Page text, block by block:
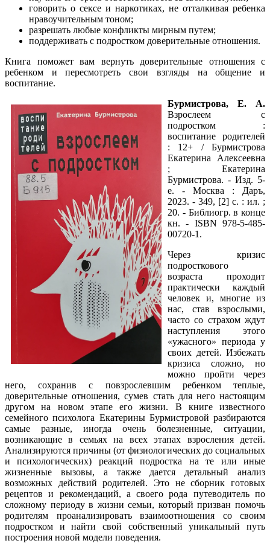
говорить о сексе и наркотиках, не отталкивая ребенка
нравоучительным тоном;
разрешать любые конфликты мирным путем;
поддерживать с подростком доверительные отношения.
Книга поможет вам вернуть доверительные отношения с
ребенком и пересмотреть свои взгляды на общение и
воспитание.
Бурмистрова, Е. А.
Взрослеем с
подростком :
воспитание родителей
: 12+ / Бурмистрова
Екатерина Алексеевна
; Екатерина
Бурмистрова. - Изд. 5-
е. - Москва : Даръ,
2023. - 349, [2] с. : ил. ;
20. - Библиогр. в конце
кн. - ISBN 978-5-485-
00720-1.
Через кризис
подросткового
возраста проходит
практически каждый
человек и, многие из
нас, став взрослыми,
часто со страхом ждут
наступления этого
«ужасного» периода у
своих детей. Избежать
кризиса сложно, но
можно пройти через
него, сохранив с повзрослевшим ребенком теплые,
доверительные отношения, сумев стать для него настоящим
другом на новом этапе его жизни. В книге известного
семейного психолога Екатерины Бурмистровой разбираются
самые разные, иногда очень болезненные, ситуации,
возникающие в семьях на всех этапах взросления детей.
Анализируются причины (от физиологических до социальных
и психологических) реакций подростка на те или иные
жизненные вызовы, а также дается детальный анализ
возможных действий родителей. Это не сборник готовых
рецептов и рекомендаций, а своего рода путеводитель по
сложному периоду в жизни семьи, который призван помочь
родителям проанализировать взаимоотношения со своим
подростком и найти свой собственный уникальный путь
построения новой модели поведения.